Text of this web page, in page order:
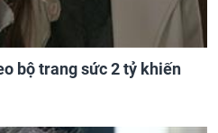
bộ trang sức 2 tỷ khiến